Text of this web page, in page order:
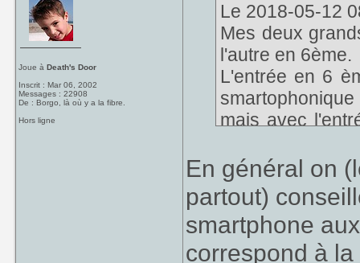
Joue àDeath's Door
Inscrit : Mar 06, 2002
Messages : 22908
De : Borgo, là où y a la fibre.
Hors ligne
Le 2018-05-12
Mes deux
l'autre en 6ème.
L'entrée en 6
mais avec
En général on
partout)
smartphone
correspond à